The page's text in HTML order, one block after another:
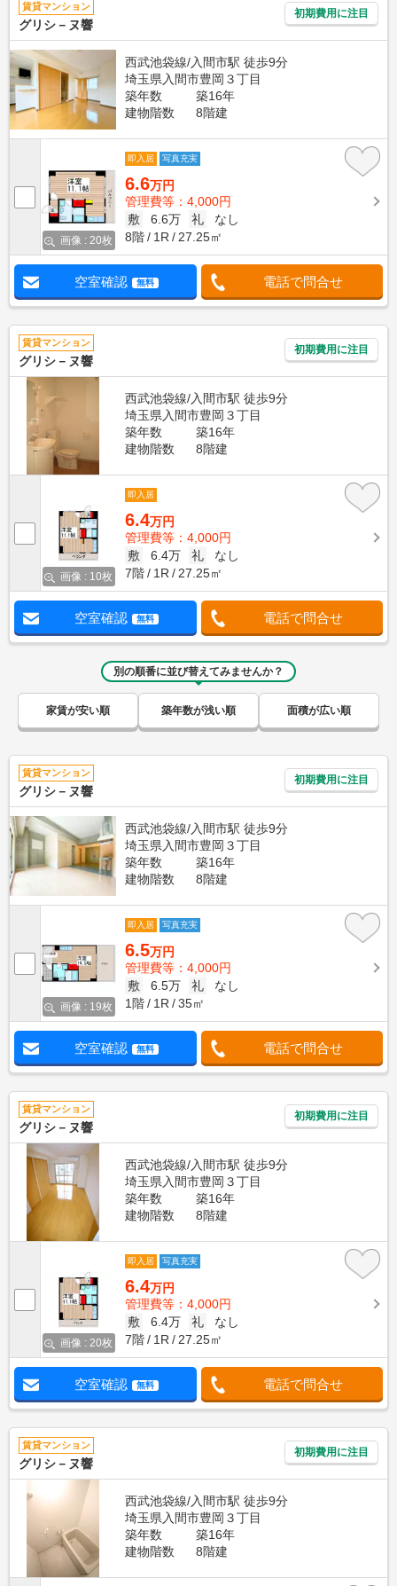
賃貸マンション
グリシ－ヌ響
初期費用に注目
西武池袋線/入間市駅 徒歩9分
埼玉県入間市豊岡３丁目
築年数
築16年
建物階数
8階建
画像 : 20枚
即入居 写真充実
6.6万円
管理費等：4,000円
敷
6.6万 礼
なし
8階
1R 27.25㎡
空室確認 無料 電話で問合せ
賃貸マンション
グリシ－ヌ響
初期費用に注目
西武池袋線/入間市駅 徒歩9分
埼玉県入間市豊岡３丁目
築年数
築16年
建物階数
8階建
画像 : 10枚
即入居
6.4万円
管理費等：4,000円
敷
6.4万 礼
なし
7階
1R 27.25㎡
空室確認 無料 電話で問合せ
別の順番に並び替えてみませんか？
家賃が安い順 築年数が浅い順 面積が広い順
賃貸マンション
グリシ－ヌ響
初期費用に注目
西武池袋線/入間市駅 徒歩9分
埼玉県入間市豊岡３丁目
築年数
築16年
建物階数
8階建
画像 : 19枚
即入居 写真充実
6.5万円
管理費等：4,000円
敷
6.5万 礼
なし
1階
1R 35㎡
空室確認 無料 電話で問合せ
賃貸マンション
グリシ－ヌ響
初期費用に注目
西武池袋線/入間市駅 徒歩9分
埼玉県入間市豊岡３丁目
築年数
築16年
建物階数
8階建
画像 : 20枚
即入居 写真充実
6.4万円
管理費等：4,000円
敷
6.4万 礼
なし
7階
1R 27.25㎡
空室確認 無料 電話で問合せ
賃貸マンション
グリシ－ヌ響
初期費用に注目
西武池袋線/入間市駅 徒歩9分
埼玉県入間市豊岡３丁目
築年数
築16年
建物階数
8階建